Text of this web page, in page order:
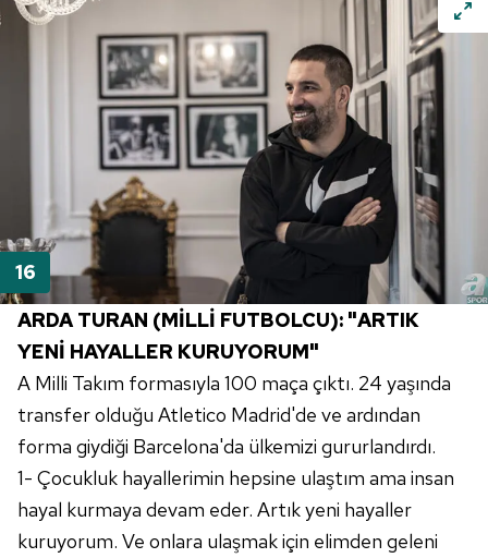
ARDA TURAN (MİLLİ FUTBOLCU): "ARTIK
YENİ HAYALLER KURUYORUM"
A Milli Takım formasıyla 100 maça çıktı. 24 yaşında
transfer olduğu Atletico Madrid'de ve ardından
forma giydiği Barcelona'da ülkemizi gururlandırdı.
1- Çocukluk hayallerimin hepsine ulaştım ama insan
hayal kurmaya devam eder. Artık yeni hayaller
kuruyorum. Ve onlara ulaşmak için elimden geleni